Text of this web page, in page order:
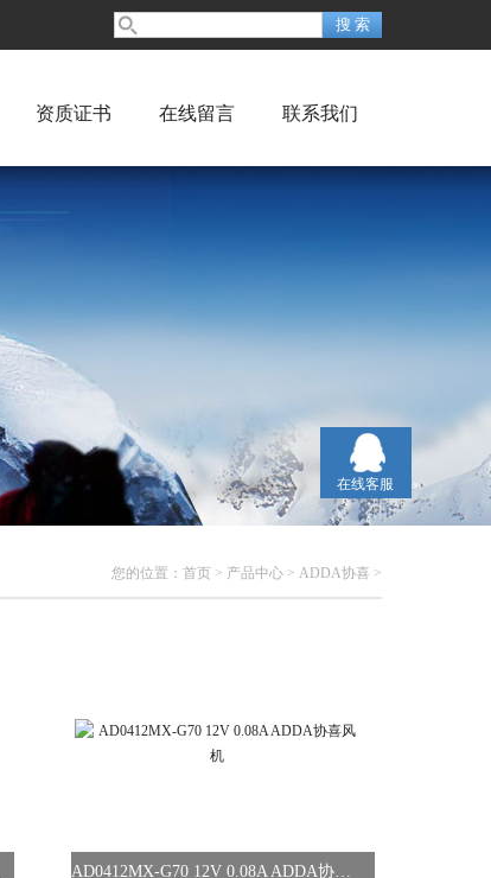
资质证书 在线留言 联系我们
您的位置： 首页 > 产品中心 > ADDA协喜 >
AD0412MX-G70 12V 0.08A ADDA协喜风机
在线客服